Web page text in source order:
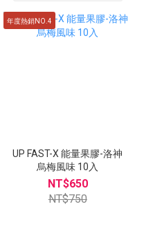
年度熱銷NO.4
UP FAST-X 能量果膠-洛神
烏梅風味 10入
NT$650
NT$750